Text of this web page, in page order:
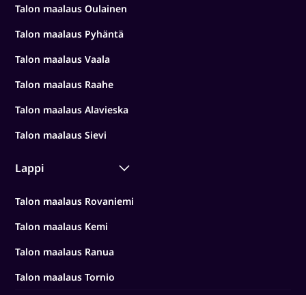
Talon maalaus Oulainen
Talon maalaus Pyhäntä
Talon maalaus Vaala
Talon maalaus Raahe
Talon maalaus Alavieska
Talon maalaus Sievi
Lappi
Talon maalaus Rovaniemi
Talon maalaus Kemi
Talon maalaus Ranua
Talon maalaus Tornio